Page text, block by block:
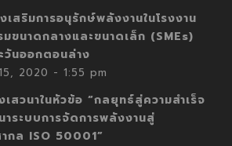
เสริมการอนุรักษ์พลังงานในโรงงาน
ขนาดกลางและขนาดเล็ก (SMEs)
วันออกตอนล่าง
2020 - 1:55 pm
สวนาในหัวข้อ “กลยุทธ์สู่ความสำเร็จ
ระบบการจัดการพลังงานสู่
กล ISO 50001”